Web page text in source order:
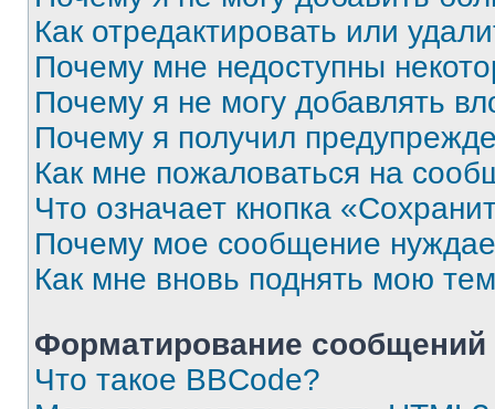
Как отредактировать или
Почему мне недоступны
Почему я не могу добавлять
Почему я получил
Как мне пожаловаться на
Что означает кнопка
Почему мое сообщение
Как мне вновь поднять мою
Форматирование
Что такое BBCode?